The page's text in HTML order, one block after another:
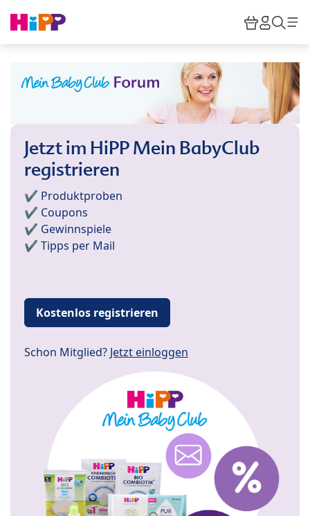
HiPP
Jetzt im HiPP Mein BabyClub
registrieren
✔️ Produktproben
✔️ Coupons
✔️ Gewinnspiele
✔️ Tipps per Mail
Kostenlos registrieren
Schon Mitglied? Jetzt einloggen